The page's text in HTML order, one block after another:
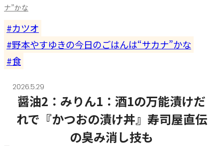
ナ”かな
カツオ
野本やすゆきの今日のごはんは“サカナ”かな
食
2026.5.29
醤油2：みりん1：酒1の万能漬けだ
れで『かつおの漬け丼』寿司屋直伝
の臭み消し技も